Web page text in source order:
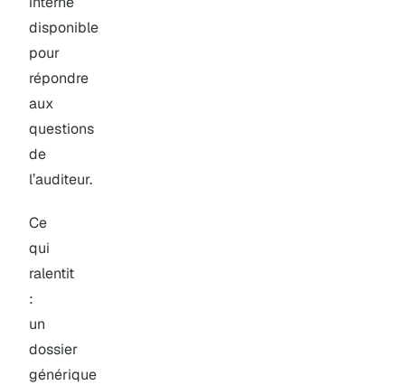
disponible
pour
répondre
aux
questions
de
l’auditeur.
Ce
qui
ralentit
:
un
dossier
générique